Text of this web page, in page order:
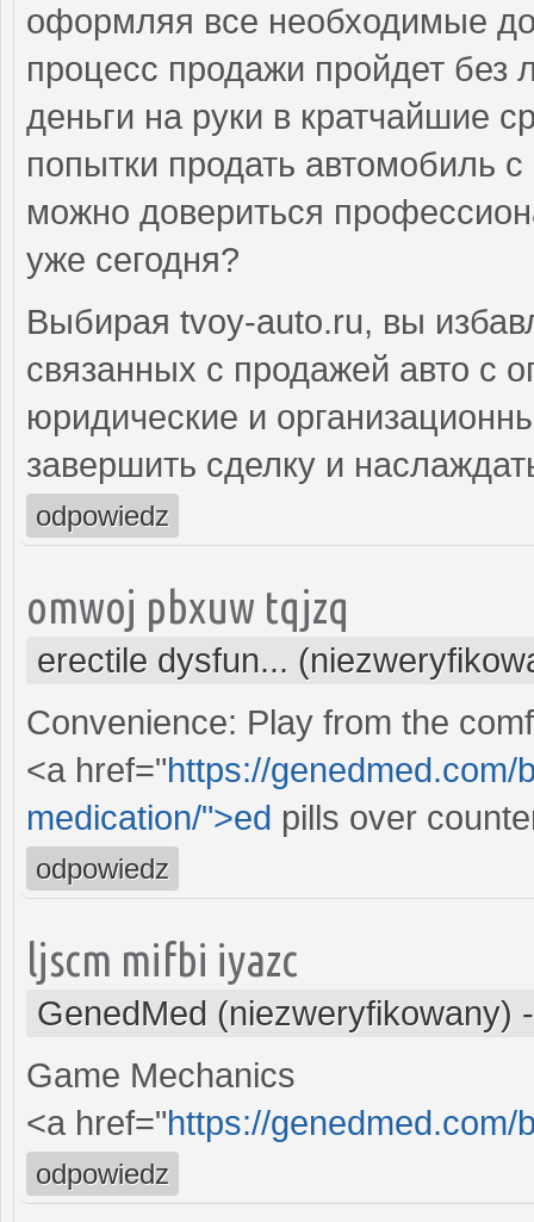
оформляя все необходимые
процесс продажи пройдет без
деньги на руки в кратчайшие
попытки продать автомобиль
можно довериться
уже сегодня?
Выбирая tvoy-auto.ru, вы
связанных с продажей авто с
юридические и
завершить сделку и
odpowiedz
omwoj pbxuw tqjzq
erectile dysfun...
Convenience: Play from the
<a href="https://
medication/">ed pills over
odpowiedz
ljscm mifbi iyazc
GenedMed (niezweryfikowany)
Game Mechanics
<a href="https://genedmed.com/
odpowiedz